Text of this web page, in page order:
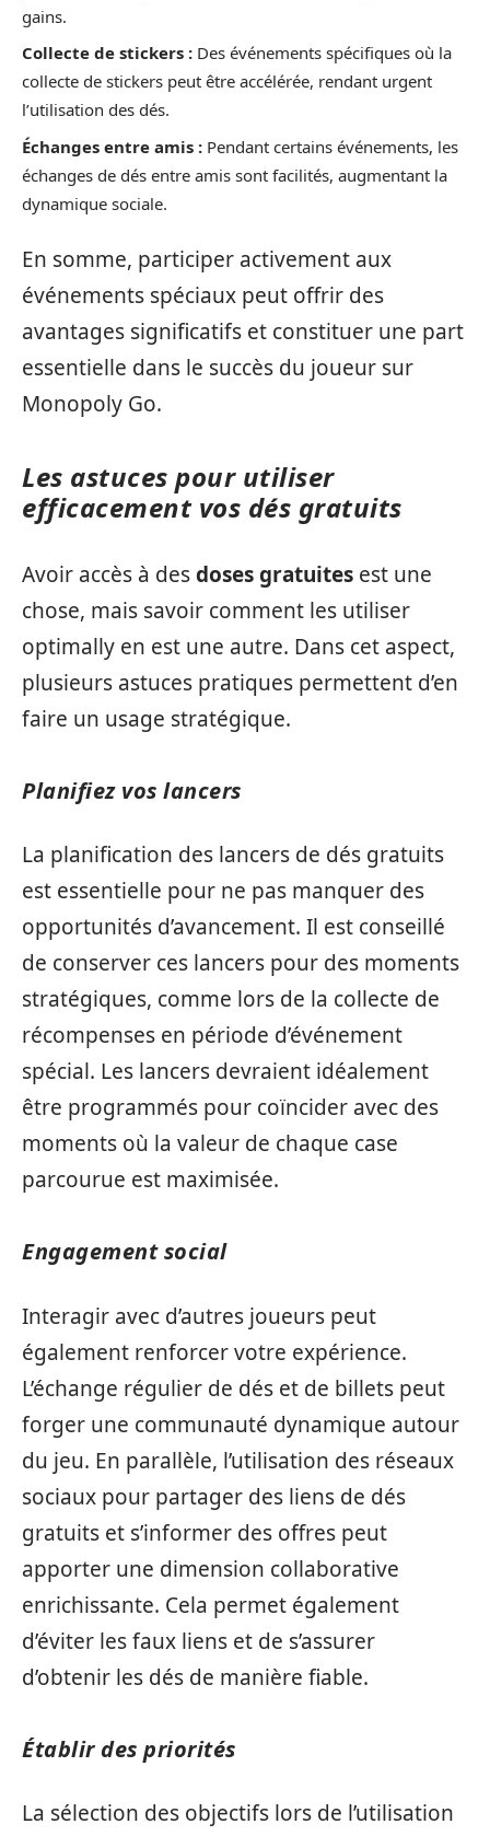
gains.
Collecte de stickers : Des événements spécifiques où la
collecte de stickers peut être accélérée, rendant urgent
l’utilisation des dés.
Échanges entre amis : Pendant certains événements, les
échanges de dés entre amis sont facilités, augmentant la
dynamique sociale.
En somme, participer activement aux
événements spéciaux peut offrir des
avantages significatifs et constituer une part
essentielle dans le succès du joueur sur
Monopoly Go.
Les astuces pour utiliser
efficacement vos dés gratuits
Avoir accès à desdoses gratuites est une
chose, mais savoir comment les utiliser
optimally en est une autre. Dans cet aspect,
plusieurs astuces pratiques permettent d’en
faire un usage stratégique.
Planifiez vos lancers
La planification des lancers de dés gratuits
est essentielle pour ne pas manquer des
opportunités d’avancement. Il est conseillé
de conserver ces lancers pour des moments
stratégiques, comme lors de la collecte de
récompenses en période d’événement
spécial. Les lancers devraient idéalement
être programmés pour coïncider avec des
moments où la valeur de chaque case
parcourue est maximisée.
Engagement social
Interagir avec d’autres joueurs peut
également renforcer votre expérience.
L’échange régulier de dés et de billets peut
forger une communauté dynamique autour
du jeu. En parallèle, l’utilisation des réseaux
sociaux pour partager des liens de dés
gratuits et s’informer des offres peut
apporter une dimension collaborative
enrichissante. Cela permet également
d’éviter les faux liens et de s’assurer
d’obtenir les dés de manière fiable.
Établir des priorités
La sélection des objectifs lors de l’utilisation